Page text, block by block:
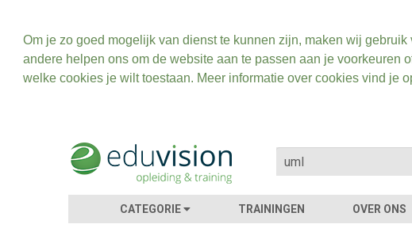
Om je zo goed mogelijk van dienst te kunnen zijn, maken wij
andere helpen ons om de website aan te passen aan je
welke cookies je wilt toestaan. Meer informatie over cookies vind je
CATEGORIE TRAININGEN OVER ONS